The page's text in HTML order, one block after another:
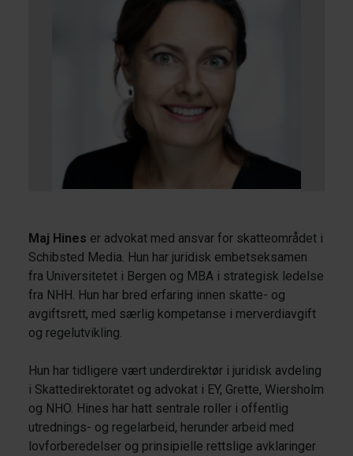
Maj Hines er advokat med ansvar for skatteområdet i
Schibsted Media. Hun har juridisk embetseksamen
fra Universitetet i Bergen og MBA i strategisk ledelse
fra NHH. Hun har bred erfaring innen skatte- og
avgiftsrett, med særlig kompetanse i merverdiavgift
og regelutvikling.
Hun har tidligere vært underdirektør i juridisk avdeling
i Skattedirektoratet og advokat i EY, Grette, Wiersholm
og NHO. Hines har hatt sentrale roller i offentlig
utrednings- og regelarbeid, herunder arbeid med
lovforberedelser og prinsipielle rettslige avklaringer